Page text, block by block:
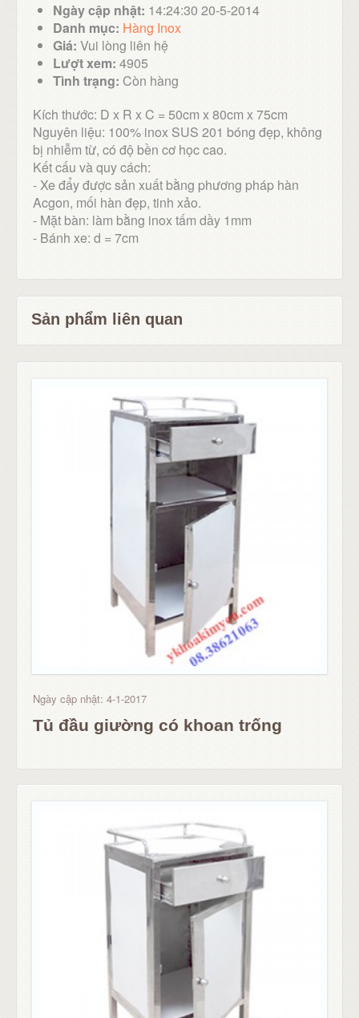
Ngày cập nhật: 14:24:30 20-5-2014
Danh mục: Hàng Inox
Giá: Vui lòng liên hệ
Lượt xem: 4905
Tình trạng: Còn hàng
Kích thước: D x R x C = 50cm x 80cm x 75cm
Nguyên liệu: 100% inox SUS 201 bóng đẹp, không
bị nhiễm từ, có độ bền cơ học cao.
Kết cấu và quy cách:
- Xe đẩy được sản xuất bằng phương pháp hàn
Acgon, mối hàn đẹp, tinh xảo.
- Mặt bàn: làm bằng inox tấm dầy 1mm
- Bánh xe: d = 7cm
Sản phẩm liên quan
Ngày cập nhật: 4-1-2017
Tủ đầu giường có khoan trống